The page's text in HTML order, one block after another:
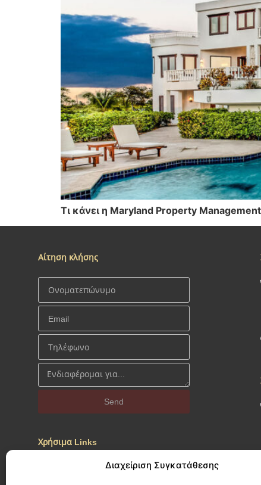
Διαχείριση Συγκατάθεσης
Τι κάνει η Maryland Property
Αίτηση κλήσης
Send
Χρήσιμα Links
Προσωπικά Δεδομένα